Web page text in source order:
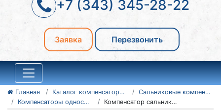
+7 (343) 345-28-22
Заявка Перезвонить
Главная Каталог компенсаторов
Сальниковые компенсаторы
Компенсаторы односторонние - серия 4.903-10
Компенсатор сальниковый 150-25 Т1.03